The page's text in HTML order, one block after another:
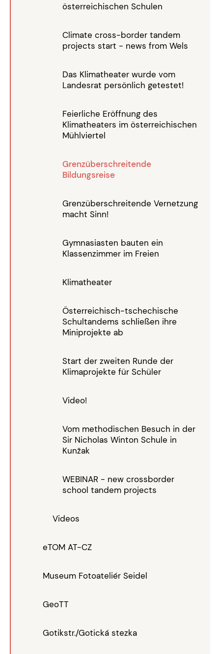
österreichischen Schulen
Climate cross-border tandem
projects start - news from Wels
Das Klimatheater wurde vom
Landesrat persönlich getestet!
Feierliche Eröffnung des
Klimatheaters im österreichischen
Mühlviertel
Grenzüberschreitende
Bildungsreise
Grenzüberschreitende Vernetzung
macht Sinn!
Gymnasiasten bauten ein
Klassenzimmer im Freien
Klimatheater
Österreichisch-tschechische
Schultandems schließen ihre
Miniprojekte ab
Start der zweiten Runde der
Klimaprojekte für Schüler
Video!
Vom methodischen Besuch in der
Sir Nicholas Winton Schule in
Kunžak
WEBINAR - new crossborder
school tandem projects
Videos
eTOM AT-CZ
Museum Fotoateliér Seidel
GeoTT
Gotikstr./Gotická stezka